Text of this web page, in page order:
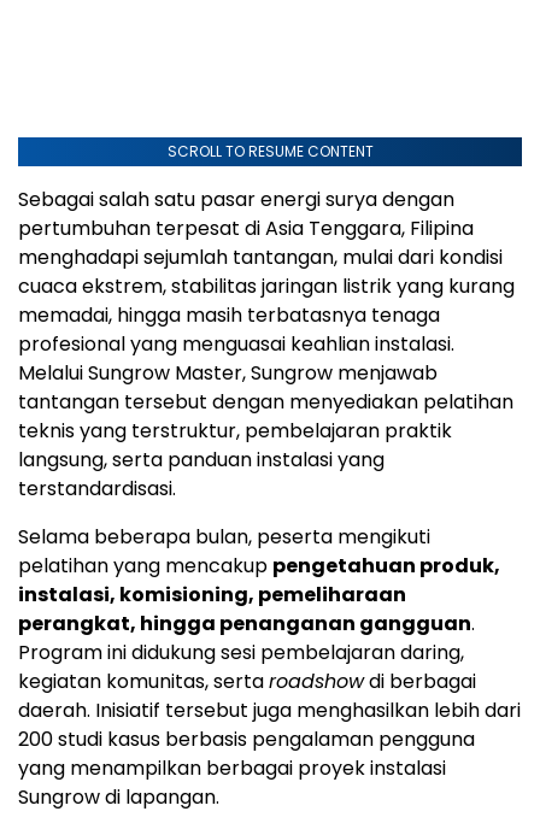
SCROLL TO RESUME CONTENT
Sebagai salah satu pasar energi surya dengan
pertumbuhan terpesat di Asia Tenggara, Filipina
menghadapi sejumlah tantangan, mulai dari kondisi
cuaca ekstrem, stabilitas jaringan listrik yang kurang
memadai, hingga masih terbatasnya tenaga
profesional yang menguasai keahlian instalasi.
Melalui Sungrow Master, Sungrow menjawab
tantangan tersebut dengan menyediakan pelatihan
teknis yang terstruktur, pembelajaran praktik
langsung, serta panduan instalasi yang
terstandardisasi.
Selama beberapa bulan, peserta mengikuti
pelatihan yang mencakup pengetahuan produk,
instalasi, komisioning, pemeliharaan
perangkat, hingga penanganan gangguan.
Program ini didukung sesi pembelajaran daring,
kegiatan komunitas, sertaroadshowdi berbagai
daerah. Inisiatif tersebut juga menghasilkan lebih dari
200 studi kasus berbasis pengalaman pengguna
yang menampilkan berbagai proyek instalasi
Sungrow di lapangan.